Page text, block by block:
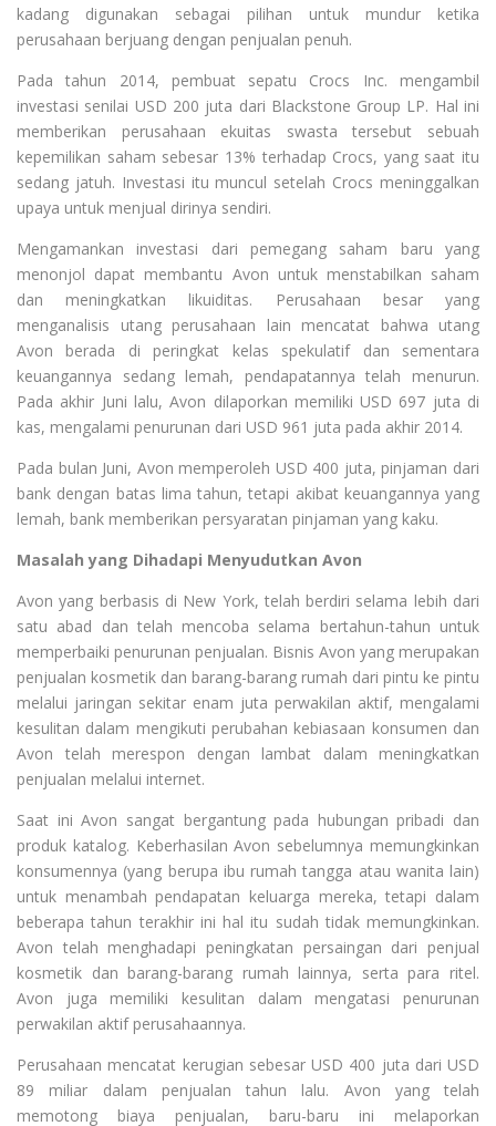
kadang digunakan sebagai pilihan untuk mundur ketika
perusahaan berjuang dengan penjualan penuh.
Pada tahun 2014, pembuat sepatu Crocs Inc. mengambil
investasi senilai USD 200 juta dari Blackstone Group LP. Hal ini
memberikan perusahaan ekuitas swasta tersebut sebuah
kepemilikan saham sebesar 13% terhadap Crocs, yang saat itu
sedang jatuh. Investasi itu muncul setelah Crocs meninggalkan
upaya untuk menjual dirinya sendiri.
Mengamankan investasi dari pemegang saham baru yang
menonjol dapat membantu Avon untuk menstabilkan saham
dan meningkatkan likuiditas. Perusahaan besar yang
menganalisis utang perusahaan lain mencatat bahwa utang
Avon berada di peringkat kelas spekulatif dan sementara
keuangannya sedang lemah, pendapatannya telah menurun.
Pada akhir Juni lalu, Avon dilaporkan memiliki USD 697 juta di
kas, mengalami penurunan dari USD 961 juta pada akhir 2014.
Pada bulan Juni, Avon memperoleh USD 400 juta, pinjaman dari
bank dengan batas lima tahun, tetapi akibat keuangannya yang
lemah, bank memberikan persyaratan pinjaman yang kaku.
Masalah yang Dihadapi Menyudutkan Avon
Avon yang berbasis di New York, telah berdiri selama lebih dari
satu abad dan telah mencoba selama bertahun-tahun untuk
memperbaiki penurunan penjualan. Bisnis Avon yang merupakan
penjualan kosmetik dan barang-barang rumah dari pintu ke pintu
melalui jaringan sekitar enam juta perwakilan aktif, mengalami
kesulitan dalam mengikuti perubahan kebiasaan konsumen dan
Avon telah merespon dengan lambat dalam meningkatkan
penjualan melalui internet.
Saat ini Avon sangat bergantung pada hubungan pribadi dan
produk katalog. Keberhasilan Avon sebelumnya memungkinkan
konsumennya (yang berupa ibu rumah tangga atau wanita lain)
untuk menambah pendapatan keluarga mereka, tetapi dalam
beberapa tahun terakhir ini hal itu sudah tidak memungkinkan.
Avon telah menghadapi peningkatan persaingan dari penjual
kosmetik dan barang-barang rumah lainnya, serta para ritel.
Avon juga memiliki kesulitan dalam mengatasi penurunan
perwakilan aktif perusahaannya.
Perusahaan mencatat kerugian sebesar USD 400 juta dari USD
89 miliar dalam penjualan tahun lalu. Avon yang telah
memotong biaya penjualan, baru-baru ini melaporkan